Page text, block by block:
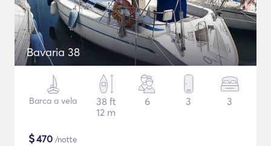
Bavaria 38
Barca a vela
38 ft
12 m
6 3 3
$470 /notte